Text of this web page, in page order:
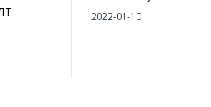
2022-01-10